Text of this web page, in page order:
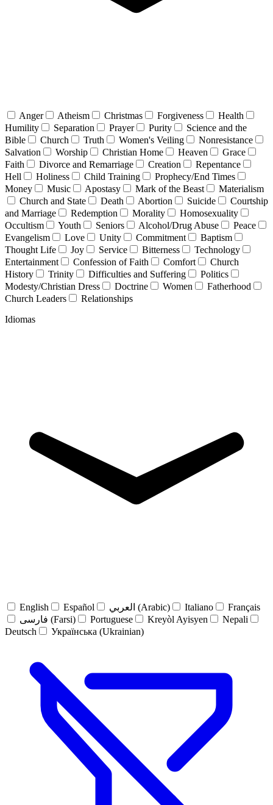
Anger Atheism Christmas Forgiveness
Health
Humility
Separation Prayer Purity
Science and the
Bible
Church Truth Women's Veiling
Nonresistance
Salvation
Worship Christian Home Heaven
Grace
Faith
Divorce and Remarriage Creation
Repentance
Hell
Holiness Child Training
Prophecy/End Times
Money
Music Apostasy Mark of the Beast
Materialism
Church and State
Death Abortion Suicide
Courtship
and Marriage
Redemption Morality
Homosexuality
Occultism
Youth Seniors Alcohol/Drug Abuse
Peace
Evangelism
Love Unity Commitment
Baptism
Thought Life
Joy Service Bitterness
Technology
Entertainment
Confession of Faith Comfort
Church
History
Trinity Difficulties and Suffering
Politics
Modesty/Christian Dress
Doctrine Women
Fatherhood
Church Leaders
Relationships
Idiomas
English Español العربي (Arabic) Italiano
Français
فارسی (Farsi)
Portuguese Kreyòl Ayisyen
Nepali
Deutsch
Українська (Ukrainian)